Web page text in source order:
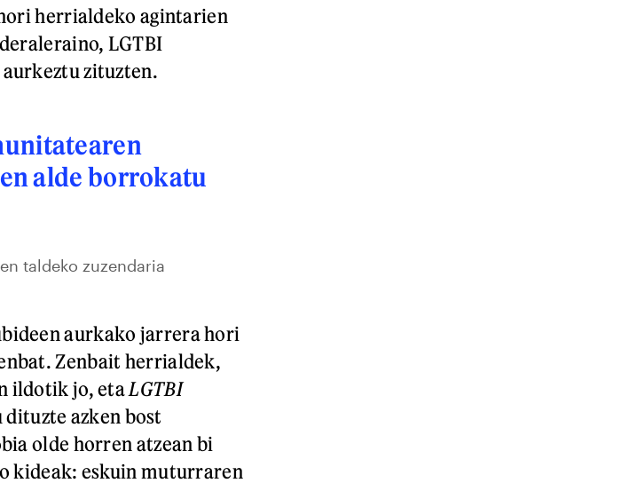
herrialdeko agintarien
LGTBI
zituzten.
alde borrokatu
taldeko zuzendaria
aurkako jarrera hori
Zenbait herrialdek,
ildotik jo, eta LGTBI
azken bost
olde horren atzean bi
kideak: eskuin muturraren